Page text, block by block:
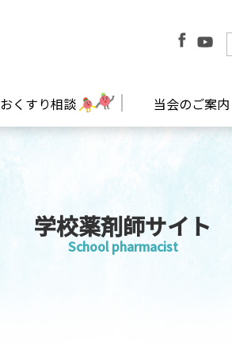
おくすり相談 当会のご案内
学校薬剤師サイト
School pharmacist